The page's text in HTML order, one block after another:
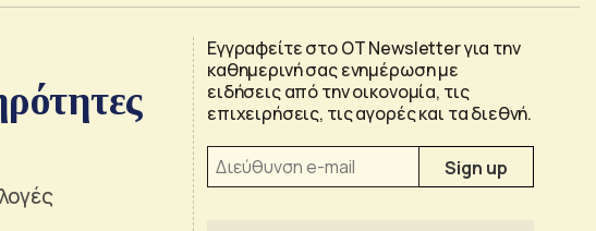
Εγγραφείτε στο OT Newsletter για την
καθημερινή σας ενημέρωση με
ειδήσεις από την οικονομία, τις
επιχειρήσεις, τις αγορές και τα διεθνή.